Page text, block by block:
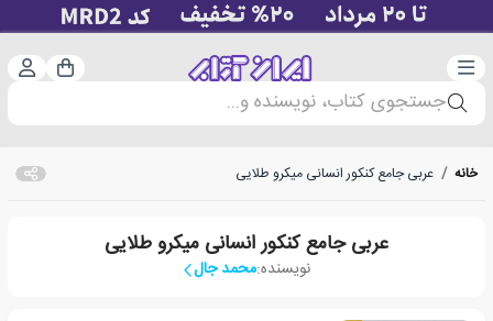
دسته‌بندی سبد
جستجوی کتاب، نویسنده و...
خانه / عربی جامع کنکور انسانی میکرو طلایی
عربی جامع کنکور انسانی میکرو طلایی
نویسنده:محمد جال